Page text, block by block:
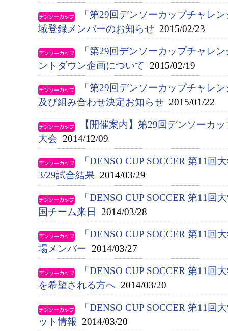
「第29回デンソーカップチャレ
域登録メンバーのお知らせ 2015/02/23
「第29回デンソーカップチャレ
ントダウン企画について 2015/02/19
「第29回デンソーカップチャレ
及び組み合わせ決定お知らせ 2015/01/22
【開催案内】第29回デンソーカ
大会 2014/12/09
「DENSO CUP SOCCER 第11回
3/29試合結果 2014/03/29
「DENSO CUP SOCCER 第11回
国チーム来日
2014/03/28
「DENSO CUP SOCCER 第11回
場メンバー 2014/03/27
「DENSO CUP SOCCER 第11回
を希望される方へ 2014/03/20
「DENSO CUP SOCCER 第11回
ット情報 2014/03/20